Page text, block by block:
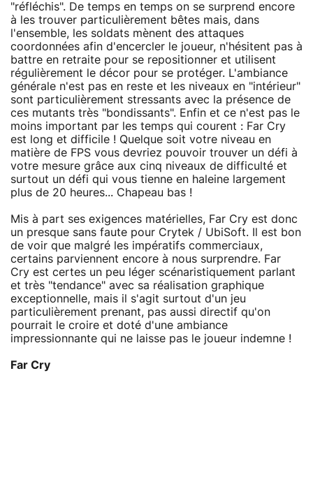
"réfléchis". De temps en temps on se surprend encore
à les trouver particulièrement bêtes mais, dans
l'ensemble, les soldats mènent des attaques
coordonnées afin d'encercler le joueur, n'hésitent pas à
battre en retraite pour se repositionner et utilisent
régulièrement le décor pour se protéger. L'ambiance
générale n'est pas en reste et les niveaux en "intérieur"
sont particulièrement stressants avec la présence de
ces mutants très "bondissants". Enfin et ce n'est pas le
moins important par les temps qui courent : Far Cry
est long et difficile ! Quelque soit votre niveau en
matière de FPS vous devriez pouvoir trouver un défi à
votre mesure grâce aux cinq niveaux de difficulté et
surtout un défi qui vous tienne en haleine largement
plus de 20 heures... Chapeau bas !
Mis à part ses exigences matérielles, Far Cry est donc
un presque sans faute pour Crytek / UbiSoft. Il est bon
de voir que malgré les impératifs commerciaux,
certains parviennent encore à nous surprendre. Far
Cry est certes un peu léger scénaristiquement parlant
et très "tendance" avec sa réalisation graphique
exceptionnelle, mais il s'agit surtout d'un jeu
particulièrement prenant, pas aussi directif qu'on
pourrait le croire et doté d'une ambiance
impressionnante qui ne laisse pas le joueur indemne !
Far Cry